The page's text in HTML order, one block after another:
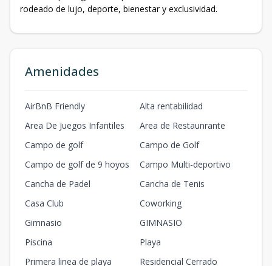
rodeado de lujo, deporte, bienestar y exclusividad.
Amenidades
AirBnB Friendly
Alta rentabilidad
Area De Juegos Infantiles
Area de Restaunrante
Campo de golf
Campo de Golf
Campo de golf de 9 hoyos
Campo Multi-deportivo
Cancha de Padel
Cancha de Tenis
Casa Club
Coworking
Gimnasio
GIMNASIO
Piscina
Playa
Primera linea de playa
Residencial Cerrado